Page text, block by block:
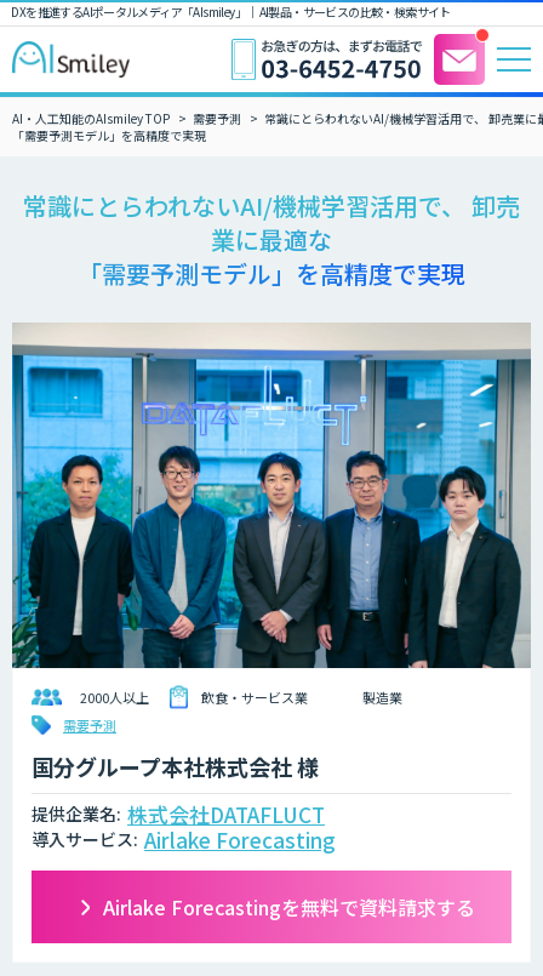
DXを推進するAIポータルメディア「AIsmiley」｜ AI製品・サービスの比較・検索サイト
AI・人工知能のAIsmiley TOP 需要予測
常識にとらわれないAI/機械学習活用で、 卸売業に
「需要予測モデル」を高精度で実現
常識にとらわれないAI/機械学習活用で、 卸売
業に最適な
「需要予測モデル」を高精度で実現
2000人以上 飲食・サービス業
製造業
需要予測
国分グループ本社株式会社 様
提供企業名: 株式会社DATAFLUCT
導入サービス: Airlake Forecasting
Airlake Forecastingを無料で資料請求する